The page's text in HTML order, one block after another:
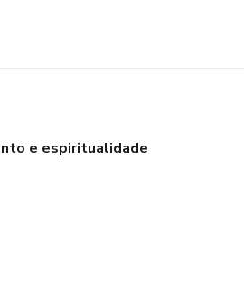
e espiritualidade